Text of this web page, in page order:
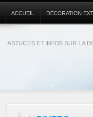
ASTUCES ET INFOS SUR LA
ACCUEIL DÉCORATION